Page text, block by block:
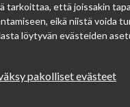
että joissakin
eikä niistä voida
löytyvän evästeiden
pakolliset evästeet